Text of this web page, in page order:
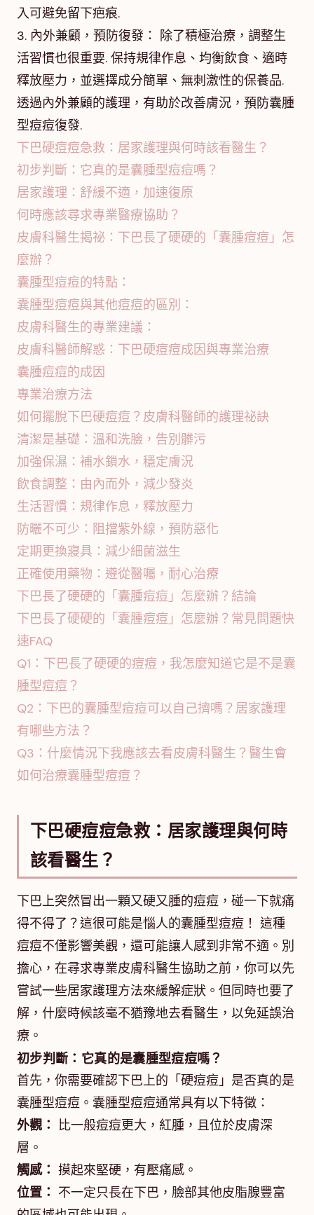
入可避免留下疤痕.
3. 內外兼顧，預防復發： 除了積極治療，調整生
活習慣也很重要. 保持規律作息、均衡飲食、適時
釋放壓力，並選擇成分簡單、無刺激性的保養品.
透過內外兼顧的護理，有助於改善膚況，預防囊腫
型痘痘復發.
下巴硬痘痘急救：居家護理與何時該看醫生？
初步判斷：它真的是囊腫型痘痘嗎？
居家護理：舒緩不適，加速復原
何時應該尋求專業醫療協助？
皮膚科醫生揭祕：下巴長了硬硬的「囊腫痘痘」怎
麼辦？
囊腫型痘痘的特點：
囊腫型痘痘與其他痘痘的區別：
皮膚科醫生的專業建議：
皮膚科醫師解惑：下巴硬痘痘成因與專業治療
囊腫痘痘的成因
專業治療方法
如何擺脫下巴硬痘痘？皮膚科醫師的護理祕訣
清潔是基礎：溫和洗臉，告別髒污
加強保濕：補水鎖水，穩定膚況
飲食調整：由內而外，減少發炎
生活習慣：規律作息，釋放壓力
防曬不可少：阻擋紫外線，預防惡化
定期更換寢具：減少細菌滋生
正確使用藥物：遵從醫囑，耐心治療
下巴長了硬硬的「囊腫痘痘」怎麼辦？結論
下巴長了硬硬的「囊腫痘痘」怎麼辦？常見問題快
速FAQ
Q1：下巴長了硬硬的痘痘，我怎麼知道它是不是囊
腫型痘痘？
Q2：下巴的囊腫型痘痘可以自己擠嗎？居家護理
有哪些方法？
Q3：什麼情況下我應該去看皮膚科醫生？醫生會
如何治療囊腫型痘痘？
下巴硬痘痘急救：居家護理與何時
該看醫生？
下巴上突然冒出一顆又硬又腫的痘痘，碰一下就痛
得不得了？這很可能是惱人的囊腫型痘痘！ 這種
痘痘不僅影響美觀，還可能讓人感到非常不適。別
擔心，在尋求專業皮膚科醫生協助之前，你可以先
嘗試一些居家護理方法來緩解症狀。但同時也要了
解，什麼時候該毫不猶豫地去看醫生，以免延誤治
療。
初步判斷：它真的是囊腫型痘痘嗎？
首先，你需要確認下巴上的「硬痘痘」是否真的是
囊腫型痘痘。囊腫型痘痘通常具有以下特徵：
外觀： 比一般痘痘更大，紅腫，且位於皮膚深
層。
觸感： 摸起來堅硬，有壓痛感。
位置： 不一定只長在下巴，臉部其他皮脂腺豐富